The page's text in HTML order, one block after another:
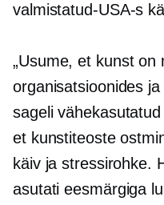
valmistatud-USA-s
„Usume, et kunst on
organisatsioonides
sageli
et kunstiteoste
käiv ja stressirohke.
asutati eesmärgiga